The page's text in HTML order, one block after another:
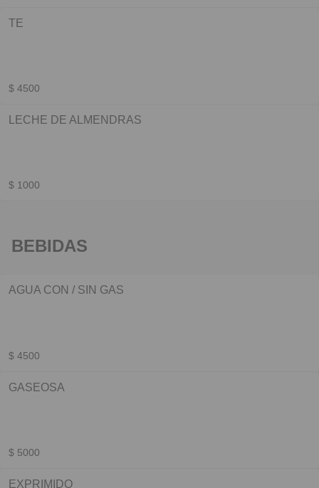
TE
$ 4500
LECHE DE ALMENDRAS
$ 1000
BEBIDAS
AGUA CON / SIN GAS
$ 4500
GASEOSA
$ 5000
EXPRIMIDO